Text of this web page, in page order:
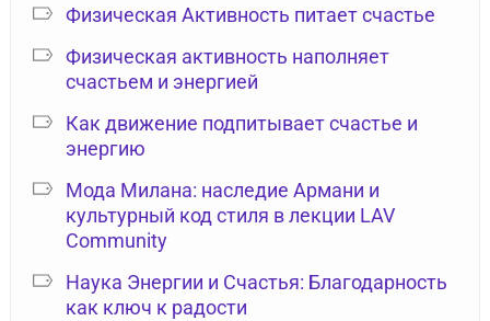
Физическая Активность питает счастье
Физическая активность наполняет
счастьем и энергией
Как движение подпитывает счастье и
энергию
Мода Милана: наследие Армани и
культурный код стиля в лекции LAV
Community
Наука Энергии и Счастья: Благодарность
как ключ к радости